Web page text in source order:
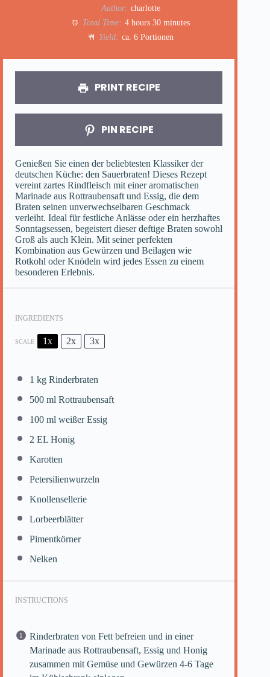
Author: charlotte
Total Time: 4 hours 30 minutes
Yield: ca. 6 Portionen
PRINT RECIPE
PIN RECIPE
Genießen Sie einen der beliebtesten Klassiker der
deutschen Küche: den Sauerbraten! Dieses Rezept
vereint zartes Rindfleisch mit einer aromatischen
Marinade aus Rottraubensaft und Essig, die dem
Braten seinen unverwechselbaren Geschmack
verleiht. Ideal für festliche Anlässe oder ein herzhaftes
Sonntagsessen, begeistert dieser deftige Braten sowohl
Groß als auch Klein. Mit seiner perfekten
Kombination aus Gewürzen und Beilagen wie
Rotkohl oder Knödeln wird jedes Essen zu einem
besonderen Erlebnis.
INGREDIENTS
SCALE 1x 2x 3x
1 kg Rinderbraten
500 ml Rottraubensaft
100 ml weißer Essig
2 EL Honig
Karotten
Petersilienwurzeln
Knollensellerie
Lorbeerblätter
Pimentkörner
Nelken
INSTRUCTIONS
Rinderbraten von Fett befreien und in einer
Marinade aus Rottraubensaft, Essig und Honig
zusammen mit Gemüse und Gewürzen 4-6 Tage